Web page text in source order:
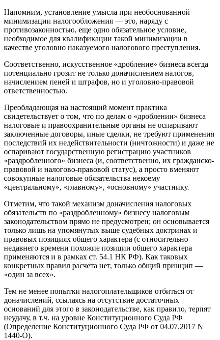
Напомним, установление умысла при необоснованной
минимизации налогообложения — это, наряду с
противозаконностью, еще одно обязательное условие,
необходимое для квалификации такой минимизации в
качестве уголовно наказуемого налогового преступления.
Соответственно, искусственное «дробление» бизнеса всегда
потенциально грозит не только доначислением налогов,
начислением пеней и штрафов, но и уголовно-правовой
ответственностью.
Преобладающая на настоящий момент практика
свидетельствует о том, что по делам о «дроблении» бизнеса
налоговые и правоохранительные органы не оспаривают
заключенные договоры, иные сделки, не требуют применения
последствий их недействительности (ничтожности) и даже не
оспаривают государственную регистрацию участников
«раздробленного» бизнеса (и, соответственно, их гражданско-
правовой и налогово-правовой статус), а просто вменяют
совокупные налоговые обязательства некоему
«центральному», «главному», «основному» участнику.
Отметим, что такой механизм доначисления налоговых
обязательств по «раздробленному» бизнесу налоговым
законодательством прямо не предусмотрен; он основывается
только лишь на упомянутых выше судебных доктринах и
правовых позициях общего характера (с относительно
недавнего времени похожие позиции общего характера
применяются и в рамках ст. 54.1 НК РФ). Как таковых
конкретных правил расчета нет, только общий принцип —
«один за всех».
Тем не менее попытки налогоплательщиков отбиться от
доначислений, ссылаясь на отсутствие достаточных
оснований для этого в законодательстве, как правило, терпят
неудачу, в т.ч. на уровне Конституционного Суда РФ
(Определение Конституционного Суда РФ от 04.07.2017 N
1440-О).